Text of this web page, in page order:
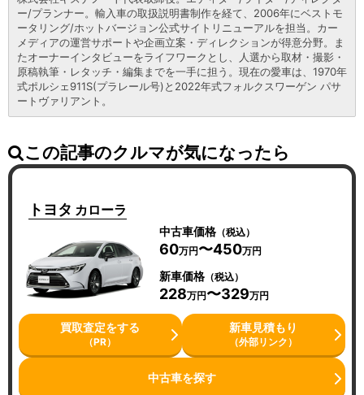
ー/プランナー。輸入車の取扱説明書制作を経て、2006年にベストモ
ータリング/ホットバージョン公式サイトリニューアルを担当。カー
メディアの運営サポートや企画立案・ディレクションが得意分野。ま
たオーナーインタビューをライフワークとし、人選から取材・撮影・
原稿執筆・レタッチ・編集までを一手に担う。現在の愛車は、1970年
式ポルシェ911S(プラレール号)と2022年式フォルクスワーゲン パサ
ートヴァリアント。
この記事のクルマが気になったら
トヨタ カローラ
中古車価格（税込）
60万円〜450万円
新車価格（税込）
228万円〜329万円
買取査定をする
（PR）
新車見積もり
（外部リンク）
中古車を探す